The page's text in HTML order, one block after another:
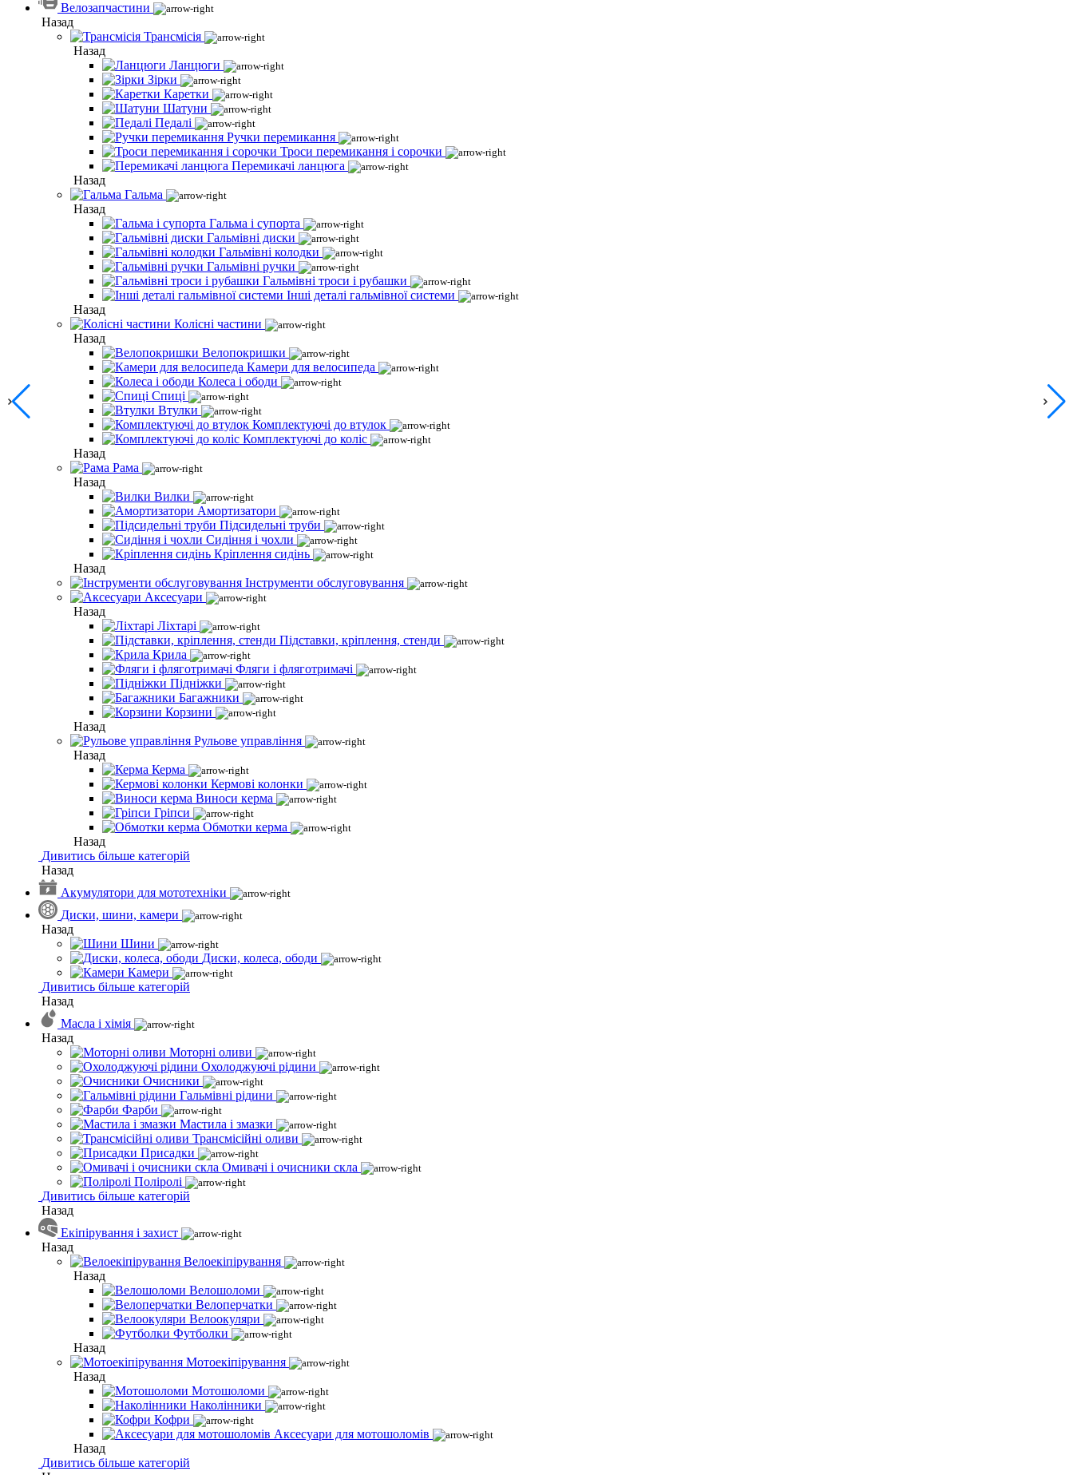
Велозапчастини
Назад
Трансмісія
Назад
Ланцюги
Зірки
Каретки
Шатуни
Педалі
Ручки перемикання
Троси перемикання і сорочки
Перемикачі ланцюга
Назад
Гальма
Назад
Гальма і супорта
Гальмівні диски
Гальмівні колодки
Гальмівні ручки
Гальмівні троси і рубашки
Інші деталі гальмівної системи
Назад
Колісні частини
Назад
Велопокришки
Камери для велосипеда
Колеса і ободи
Спиці
Втулки
Комплектуючі до втулок
Комплектуючі до коліс
Назад
Рама
Назад
Вилки
Амортизатори
Підсидельні труби
Сидіння і чохли
Кріплення сидінь
Назад
Інструменти обслуговування
Аксесуари
Назад
Ліхтарі
Підставки, кріплення, стенди
Крила
Фляги і фляготримачі
Підніжки
Багажники
Корзини
Назад
Рульове управління
Назад
Керма
Кермові колонки
Виноси керма
Гріпси
Обмотки керма
Назад
Дивитись більше категорій
Назад
Акумулятори для мототехніки
Диски, шини, камери
Назад
Шини
Диски, колеса, ободи
Камери
Дивитись більше категорій
Назад
Масла і хімія
Назад
Моторні оливи
Охолоджуючі рідини
Очисники
Гальмівні рідини
Фарби
Мастила і змазки
Трансмісійні оливи
Присадки
Омивачі і очисники скла
Поліролі
Дивитись більше категорій
Назад
Екіпірування і захист
Назад
Велоекіпірування
Назад
Велошоломи
Велоперчатки
Велоокуляри
Футболки
Назад
Мотоекіпірування
Назад
Мотошоломи
Наколінники
Кофри
Аксесуари для мотошоломів
Назад
Дивитись більше категорій